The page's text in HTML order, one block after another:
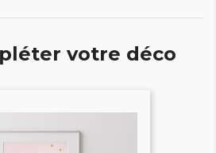
votre déco